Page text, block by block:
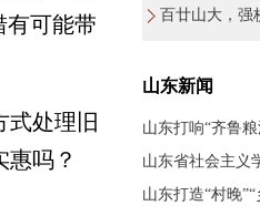
有可能带
处理旧
吗？
百廿山大，强
山东新闻
山东打响“齐鲁
山东省社会主义
山东打造“村晚